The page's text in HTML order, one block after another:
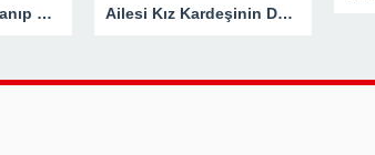
Eşi Onu Çaresiz Sanıp Evini Sevgilisine Vermeyi Planladı, Ama Yatakta Sessizce Hazırladığı Son Hamleden Habersizdi Ailesi Kız Kardeşinin Düğün Masraflarını Ona Yıkmak İstedi, Ama Evin Gerçek Sahibinin Kararı Her Şeyi Değiştirdi